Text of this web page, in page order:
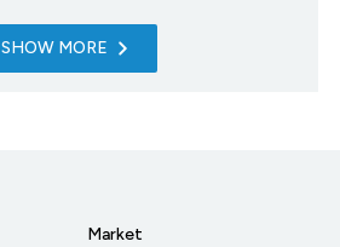
SHOW MORE
Market